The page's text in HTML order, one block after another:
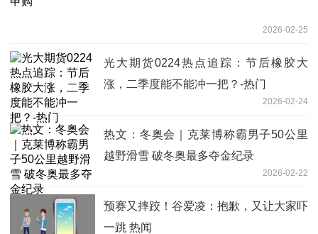
2026-02-25
光大期货0224热点追踪：节后橡胶大
涨，二季度能不能冲一把？-热门
2026-02-24
热文：冬奥会｜克莱博称霸男子50公里
越野滑雪 破冬奥最多夺金纪录
2026-02-22
预赛又摔跤！谷爱凌：抱歉，又让大家吓
一跳 热闻